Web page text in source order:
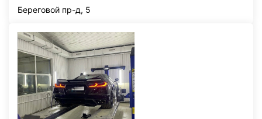
Береговой пр-д, 5